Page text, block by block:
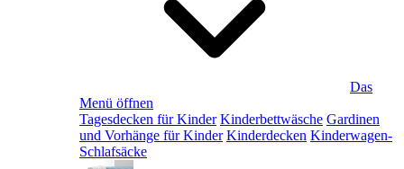
Das
Menü öffnen
Tagesdecken für Kinder Kinderbettwäsche Gardinen
und Vorhänge für Kinder Kinderdecken Kinderwagen-
Schlafsäcke